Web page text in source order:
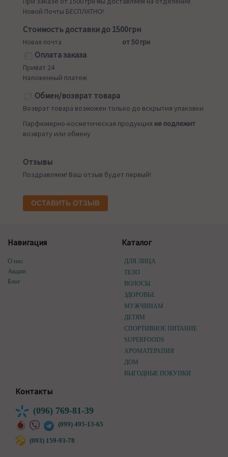
Новой Почты БЕСПЛАТНО!
Стоимость доставки до 1500грн
Новая почта от 50 грн
Оплата заказа
Приват 24
Наложенный платеж
Обмен/возврат товара
Возврат товара возможен только до вскрытия упаковки
Парфюмерно-косметическая продукция не подлежит
возврату или обмену
Отзывы
Поздравляем! Ваш отзыв будет первый!
ОСТАВИТЬ ОТЗЫВ
Навигация
О нас
Акции
Блог
Каталог
ДЛЯ ЛИЦА
ТЕЛО
ВОЛОСЫ
ЗДОРОВЬЕ
МУЖЧИНАМ
ДЕТЯМ
СПОРТИВНОЕ ПИТАНИЕ
SUPERFOODS
АРОМАТЕРАПИЯ
ДОМ
ВЫГОДНЫЕ ПОКУПКИ
Контакты
(096) 769-81-39
(099) 495-13-65
(093) 159-93-78